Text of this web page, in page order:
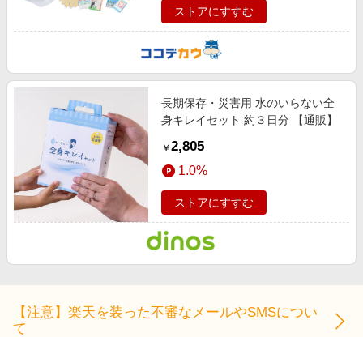
ストアにすすむ
長期保存・災害用 水のいらない全
身キレイセット 約３日分 【通販】
￥ 2,805
1.0%
ストアにすすむ
【注意】楽天を装った不審なメールやSMSについ
て